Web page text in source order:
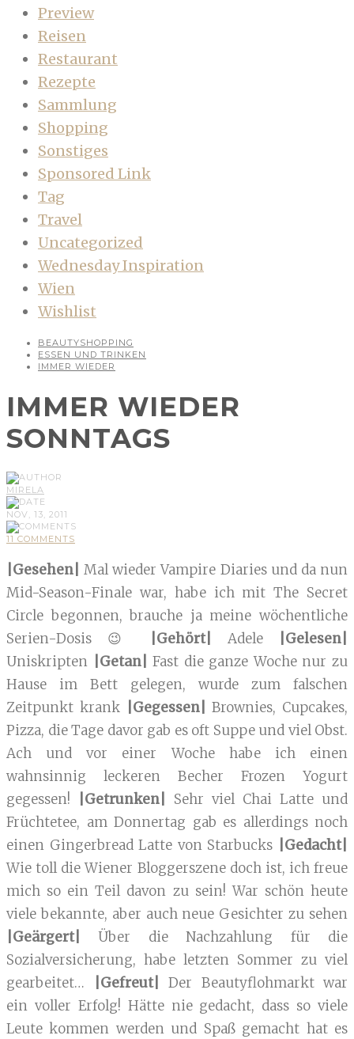
Preview
Reisen
Restaurant
Rezepte
Sammlung
Shopping
Sonstiges
Sponsored Link
Tag
Travel
Uncategorized
Wednesday Inspiration
Wien
Wishlist
BEAUTYSHOPPING
ESSEN UND TRINKEN
IMMER WIEDER
IMMER WIEDER
SONNTAGS
MIRELA
NOV, 13, 2011
11 COMMENTS
|Gesehen| Mal wieder Vampire Diaries und da nun
Mid-Season-Finale war, habe ich mit The Secret
Circle begonnen, brauche ja meine wöchentliche
Serien-Dosis 😉
|Gehört| Adele
|Gelesen|
Uniskripten
|Getan|
Fast die ganze Woche nur zu
Hause im Bett gelegen, wurde zum falschen
Zeitpunkt krank
|Gegessen|
Brownies, Cupcakes,
Pizza, die Tage davor gab es oft Suppe und viel Obst.
Ach und vor einer Woche habe ich einen
wahnsinnig leckeren Becher Frozen Yogurt
gegessen!
|Getrunken|
Sehr viel Chai Latte und
Früchtetee, am Donnertag gab es allerdings noch
einen Gingerbread Latte von Starbucks
|Gedacht|
Wie toll die Wiener Bloggerszene doch ist, ich freue
mich so ein Teil davon zu sein! War schön heute
viele bekannte, aber auch neue Gesichter zu sehen
|Geärgert|
Über die Nachzahlung für die
Sozialversicherung, habe letzten Sommer zu viel
gearbeitet…
|Gefreut|
Der Beautyflohmarkt war
ein voller Erfolg! Hätte nie gedacht, dass so viele
Leute kommen werden und Spaß gemacht hat es